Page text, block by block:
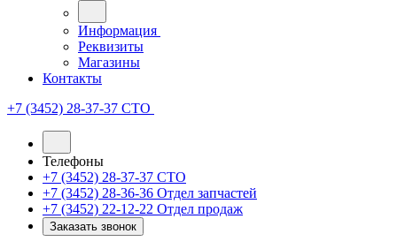
Информация
Реквизиты
Магазины
Контакты
+7 (3452) 28-37-37 СТО
Телефоны
+7 (3452) 28-37-37 СТО
+7 (3452) 28-36-36 Отдел запчастей
+7 (3452) 22-12-22 Отдел продаж
Заказать звонок